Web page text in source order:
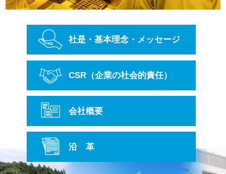
社是・基本理念・ メッセージ
CSR （企業の社会的責任）
会社概要
沿 革